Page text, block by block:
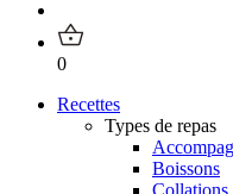
0
Recettes
Types de repas
Boissons
Collations